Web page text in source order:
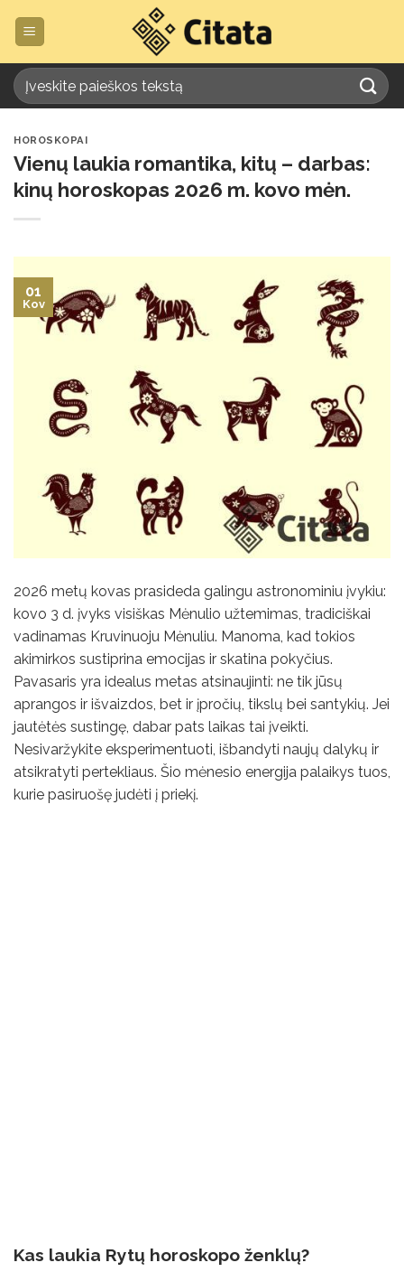
HOROSKOPAI
Vienų laukia romantika, kitų – darbas:
kinų horoskopas 2026 m. kovo mėn.
01
Kov
2026 metų kovas prasideda galingu astronominiu įvykiu:
kovo 3 d. įvyks visiškas Mėnulio užtemimas, tradiciškai
vadinamas Kruvinuoju Mėnuliu. Manoma, kad tokios
akimirkos sustiprina emocijas ir skatina pokyčius.
Pavasaris yra idealus metas atsinaujinti: ne tik jūsų
aprangos ir išvaizdos, bet ir įpročių, tikslų bei santykių. Jei
jautėtės sustingę, dabar pats laikas tai įveikti.
Nesivaržykite eksperimentuoti, išbandyti naujų dalykų ir
atsikratyti pertekliaus. Šio mėnesio energija palaikys tuos,
kurie pasiruošę judėti į priekį.
Kas laukia Rytų horoskopo ženklų?